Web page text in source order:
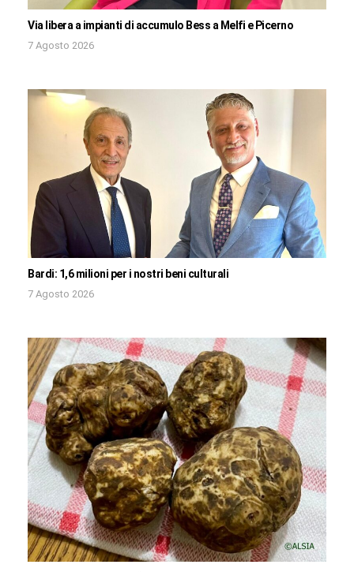
Via libera a impianti di accumulo Bess a Melfi e Picerno
7 Agosto 2026
Bardi: 1,6 milioni per i nostri beni culturali
7 Agosto 2026